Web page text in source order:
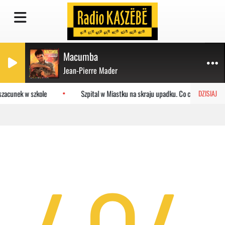
Macumba
Jean-Pierre Mader
DZISIAJ
w szkole Szpital w Miastku na skraju upadku. Co czeka